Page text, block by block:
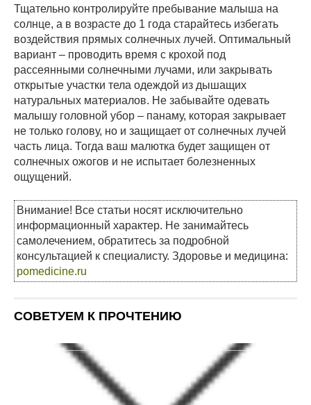
Тщательно контролируйте пребывание малыша на
солнце, а в возрасте до 1 года старайтесь избегать
воздействия прямых солнечных лучей. Оптимальный
вариант – проводить время с крохой под
рассеянными солнечными лучами, или закрывать
открытые участки тела одеждой из дышащих
натуральных материалов. Не забывайте одевать
малышу головной убор – панаму, которая закрывает
не только голову, но и защищает от солнечных лучей
часть лица. Тогда ваш малютка будет защищен от
солнечных ожогов и не испытает болезненных
ощущений.
Внимание! Все статьи носят исключительно
информационный характер. Не занимайтесь
самолечением, обратитесь за подробной
консультацией к специалисту. Здоровье и медицина:
pomedicine.ru
СОВЕТУЕМ К ПРОЧТЕНИЮ